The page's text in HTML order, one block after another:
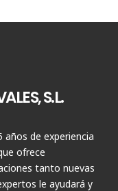
S.L.
años de experiencia
ofrece
tanto nuevas
le ayudará y